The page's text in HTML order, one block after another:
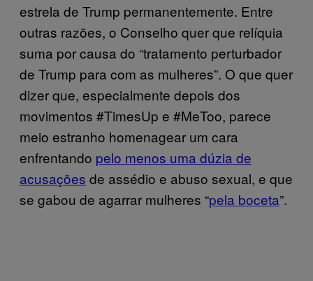
estrela de Trump permanentemente. Entre
outras razões, o Conselho quer que relíquia
suma por causa do “tratamento perturbador
de Trump para com as mulheres”. O que quer
dizer que, especialmente depois dos
movimentos #TimesUp e #MeToo, parece
meio estranho homenagear um cara
enfrentando pelo menos uma dúzia de
acusações de assédio e abuso sexual, e que
se gabou de agarrar mulheres “pela boceta”.